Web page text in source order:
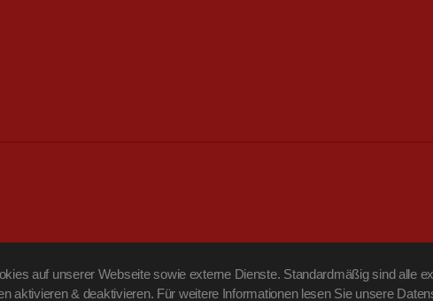
auf unserer Webseite sowie externe Dienste. Standardmäßig sind alle
aktivieren & deaktivieren. Für weitere Informationen lesen Sie unsere